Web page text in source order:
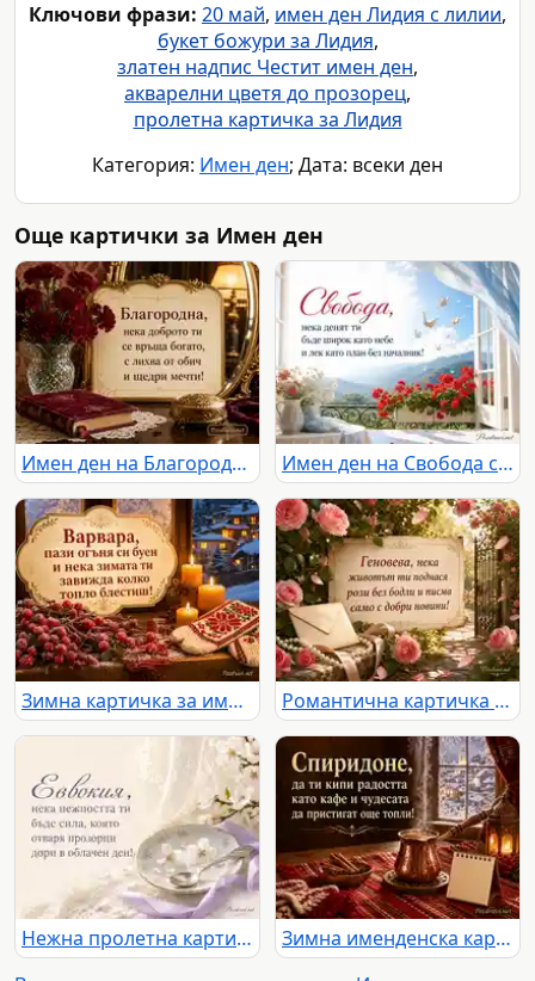
Ключови фрази: 20 май, имен ден Лидия с лилии,
букет божури за Лидия,
златен надпис Честит имен ден,
акварелни цветя до прозорец,
пролетна картичка за Лидия
Категория: Имен ден; Дата: всеки ден
Още картички за Имен ден
Имен ден на Благородна с бордо карамфили и старинен салон Имен ден на Свобода със светъл балкон, мушката и планински хоризонт
Зимна картичка за имен ден на Варвара със свещи, шевица и заснежено село Романтична картичка за имен ден на Геновева с рози, писмо и слънчева градина
Нежна пролетна картичка за имен ден на Евдокия
Зимна именденска картичка за Спиридон с кафе, канела и топъл празничен уют